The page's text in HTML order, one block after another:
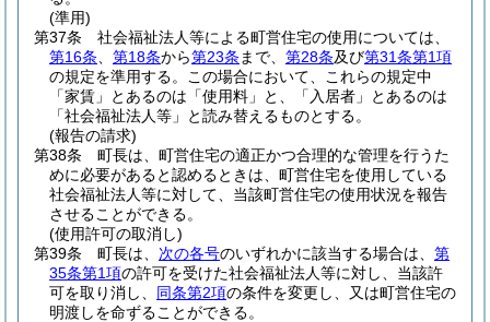
(準用)
第37条
社会福祉法人等による町営住宅の使用については、
第16条
第18条から第23条 まで、 第28条及び第31条第1項
の規定を準用する。
この場合において、これらの規定中
「家賃」とあるのは「使用料」と、「入居者」とあるのは
「社会福祉法人等」と読み替えるものとする。
(報告の請求)
第38条
町長は、町営住宅の適正かつ合理的な管理を行うた
めに必要があると認めるときは、町営住宅を使用している
社会福祉法人等に対して、当該町営住宅の使用状況を報告
させることができる。
(使用許可の取消し)
第39条
町長は、 次の各号のいずれかに該当する場合は、 第
35条第1項の許可を受けた社会福祉法人等に対し、当該許
可を取り消し、 同条第2項の条件を変更し、又は町営住宅の
明渡しを命ずることができる。